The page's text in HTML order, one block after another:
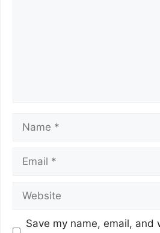
Save my name, email, and